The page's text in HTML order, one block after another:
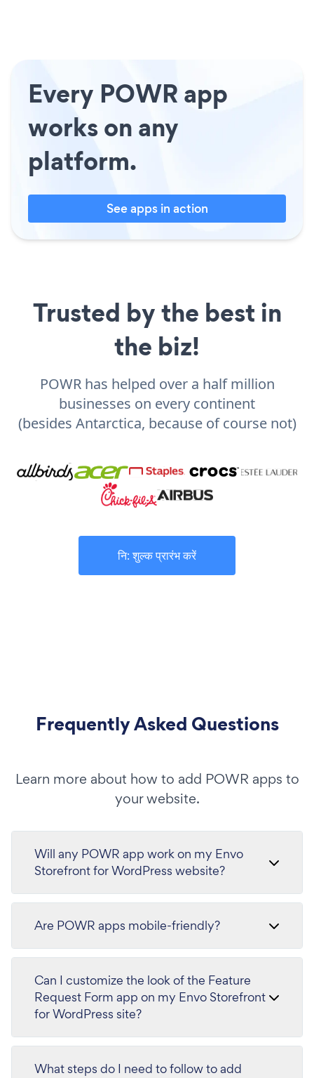
Every POWR app
works on any
platform.
See apps in action
Trusted by the best in
the biz!
POWR has helped over a half million
businesses on every continent
(besides Antarctica, because of course not)
नि: शुल्क प्रारंभ करें
Frequently Asked Questions
Learn more about how to add POWR apps to
your website.
Will any POWR app work on my Envo
Storefront for WordPress website?
Are POWR apps mobile-friendly?
Can I customize the look of the Feature
Request Form app on my Envo Storefront
for WordPress site?
What steps do I need to follow to add